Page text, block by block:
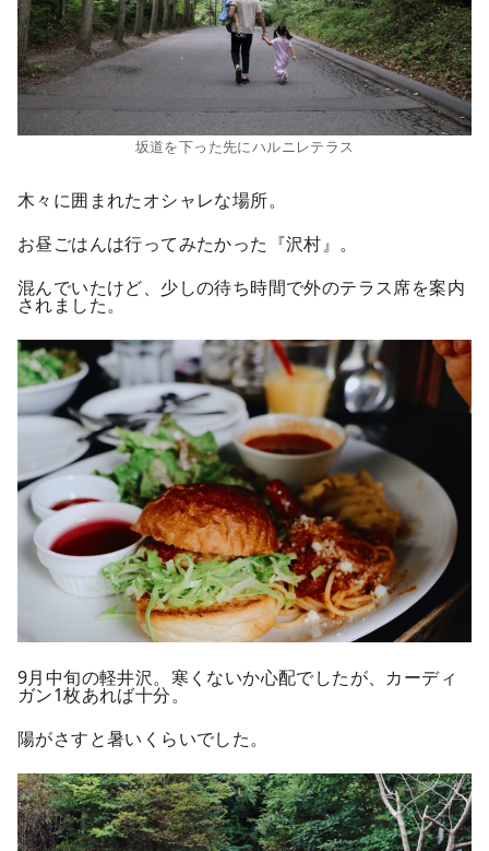
坂道を下った先にハルニレテラス
木々に囲まれたオシャレな場所。
お昼ごはんは行ってみたかった『沢村』。
混んでいたけど、少しの待ち時間で外のテラス席を案内
されました。
9月中旬の軽井沢。寒くないか心配でしたが、カーディ
ガン1枚あれば十分。
陽がさすと暑いくらいでした。